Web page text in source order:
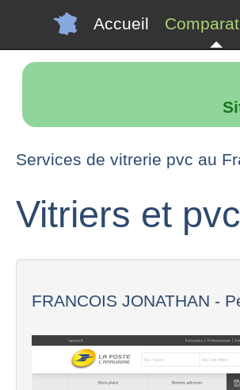
Accueil
Services de vitrerie pvc au
Vitriers et
FRANCOIS JONATHAN -